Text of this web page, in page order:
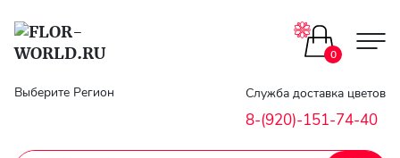
Главная
Гарантии
Выберите Регион Служба доставка цветов
8-(920)-151-74-40
0
Цветы поштучно
Букеты до 2500